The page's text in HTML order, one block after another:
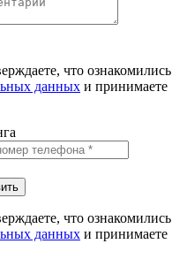
что ознакомились
данных и принимаете
что ознакомились
данных и принимаете